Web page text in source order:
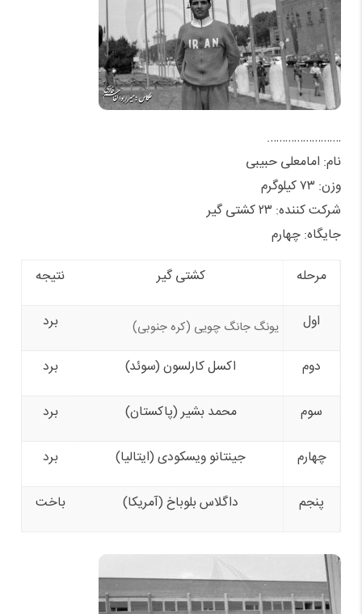
…………………….
نام: امامعلی حبیبی
وزن: ۷۳ کیلوگرم
شرکت کننده: ۲۳ کشتی گیر
جایگاه: چهارم
مرحله
کشتی گیر نتیجه
اول یونگ جانگ چویی (کره جنوبی) برد
دوم اکسل کارلسون (سوئد) برد
سوم محمد بشیر (پاکستان) برد
چهارم جینتانو ویسکودی (ایتالیا) برد
پنجم داگلاس بلوباخ (آمریکا) باخت